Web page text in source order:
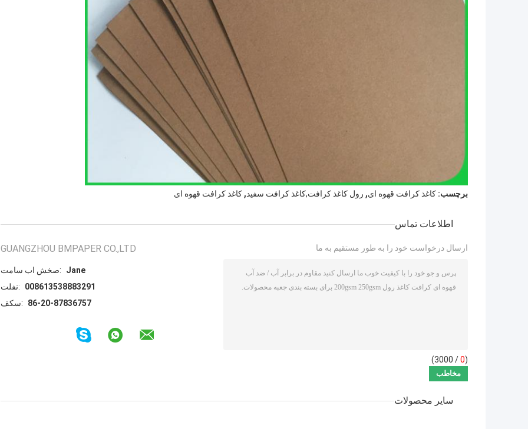
برچسب: کاغذ کرافت قهوه ای, رول کاغذ کرافت,کاغذ کرافت سفید, کاغذ کرافت قهوه ای
اطلاعات تماس
GUANGZHOU BMPAPER CO.,LTD
تماس با شخص:
Jane
تلفن:
008613538883291
فکس:
86-20-87836757
ارسال درخواست خود را به طور مستقیم به ما
(
0
/ 3000)
سایر محصولات